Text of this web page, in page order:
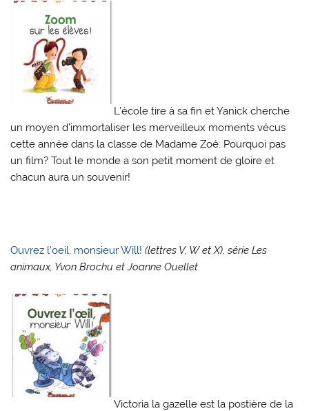
L’école tire à sa fin et Yanick cherche
un moyen d’immortaliser les merveilleux moments vécus
cette année dans la classe de Madame Zoé. Pourquoi pas
un film? Tout le monde a son petit moment de gloire et
chacun aura un souvenir!
Ouvrez l’oeil, monsieur Will! (lettres V, W et X), série Les
animaux, Yvon Brochu et Joanne Ouellet
Victoria la gazelle est la postière de la